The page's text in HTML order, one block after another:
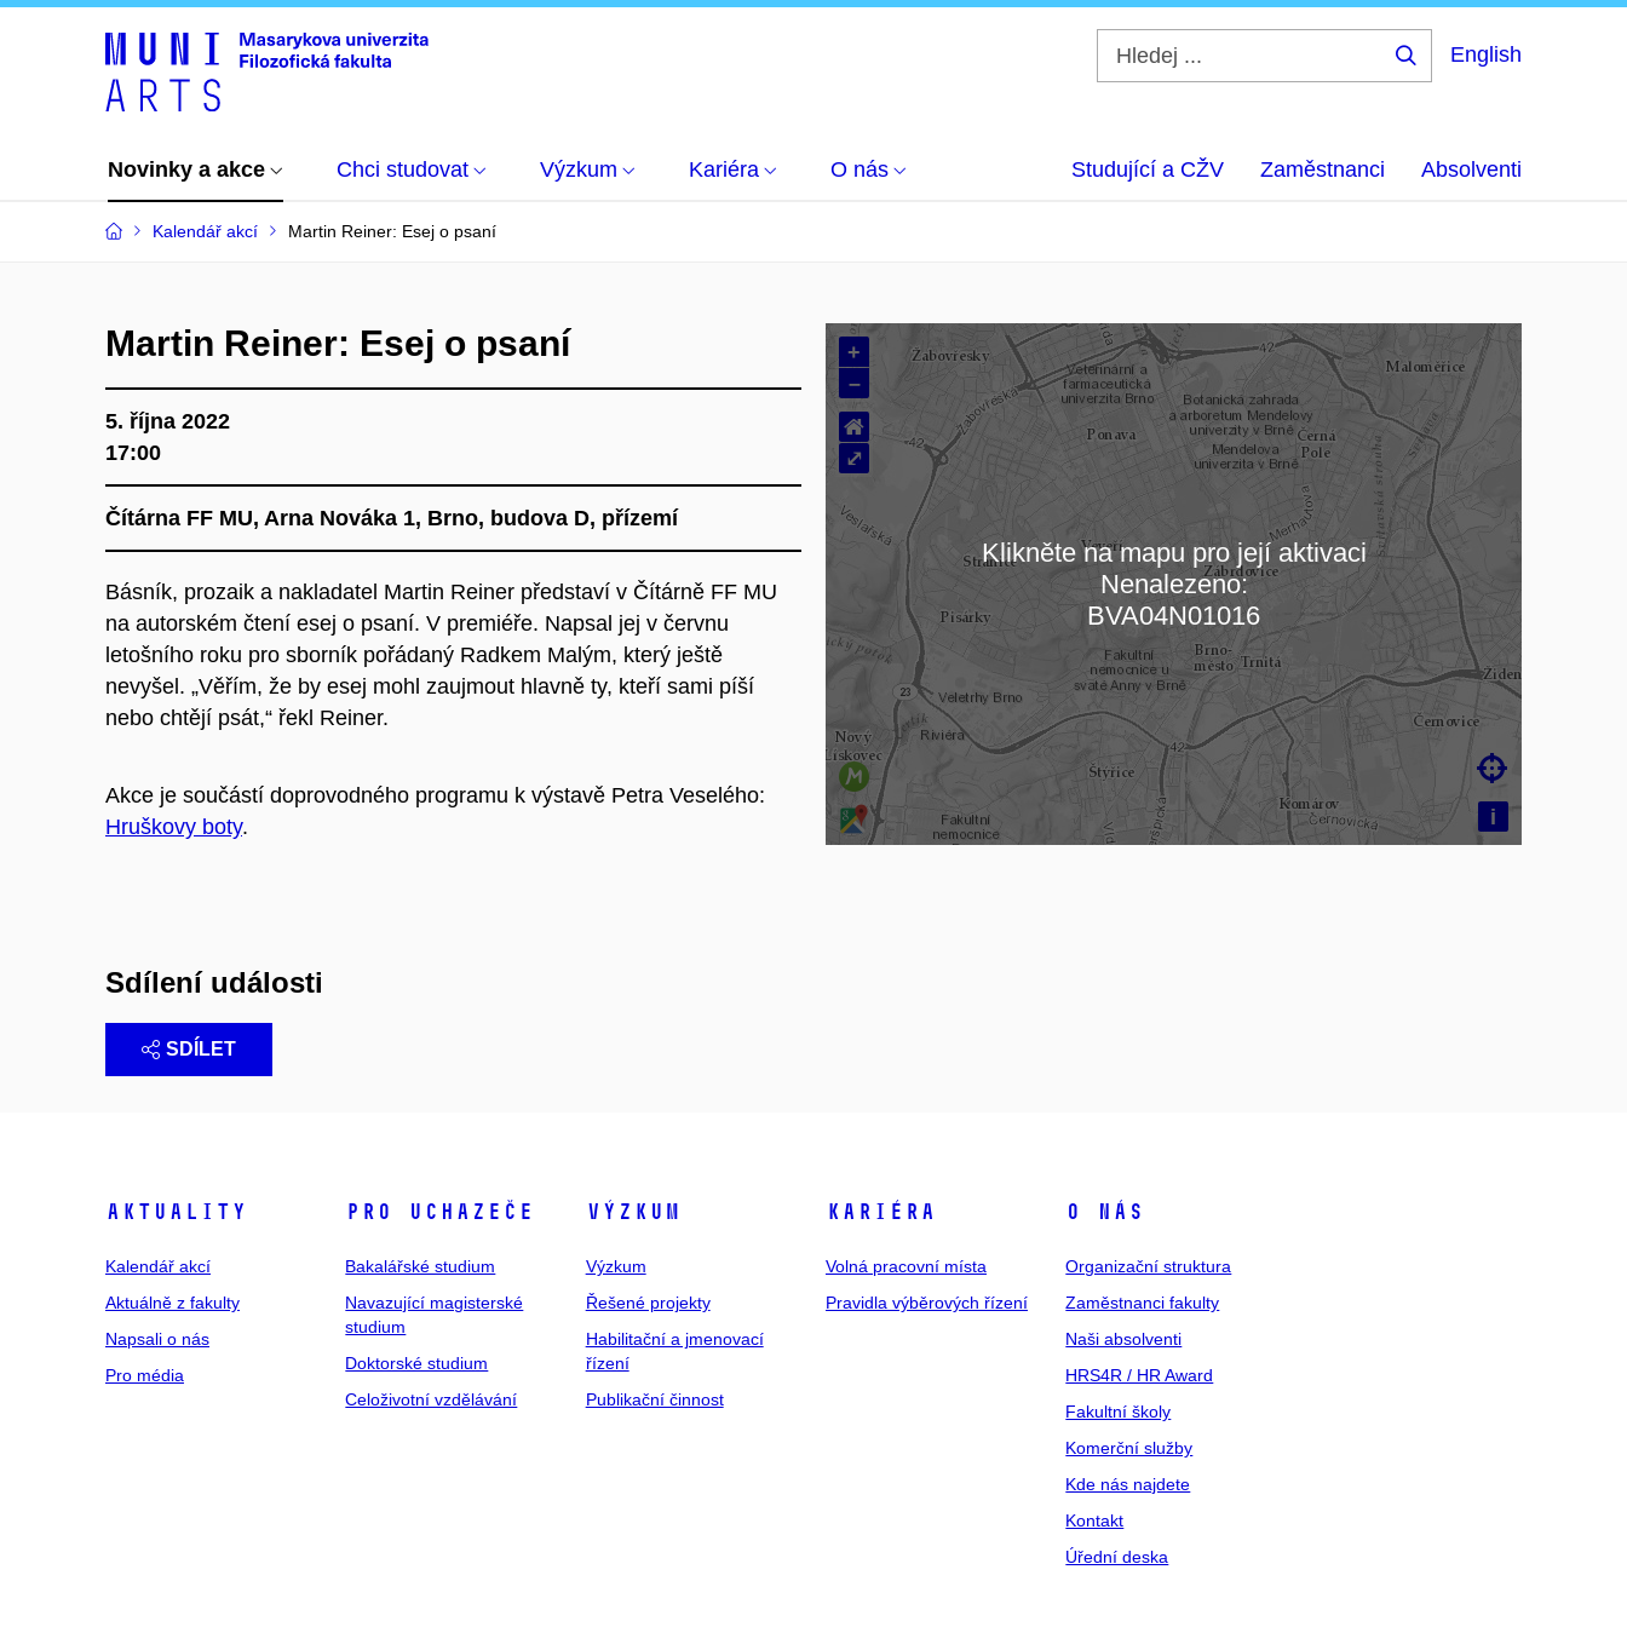
English
Novinky a akce Chci studovat Výzkum Kariéra O nás Studující a CŽV Zaměstnanci Absolventi
Kalendář akcí Martin Reiner: Esej o psaní
Martin Reiner: Esej o psaní
5. října 2022
17:00
Čítárna FF MU, Arna Nováka 1, Brno, budova D, přízemí
Básník, prozaik a nakladatel Martin Reiner představí v Čítárně FF MU
na autorském čtení esej o psaní. V premiéře. Napsal jej v červnu
letošního roku pro sborník pořádaný Radkem Malým, který ještě
nevyšel. „Věřím, že by esej mohl zaujmout hlavně ty, kteří sami píší
nebo chtějí psát,“ řekl Reiner.
Akce je součástí doprovodného programu k výstavě Petra Veselého:
Hruškovy boty.
Načítám mapu…
+
–
i

⌂
⤢
Klikněte na mapu pro její aktivaci
Nenalezeno:
BVA04N01016
Sdílení události
SDÍLET
Aktuality
Kalendář akcí
Aktuálně z fakulty
Napsali o nás
Pro média
Pro uchazeče
Bakalářské studium
Navazující magisterské
studium
Doktorské studium
Celoživotní vzdělávání
Výzkum
Výzkum
Řešené projekty
Habilitační a jmenovací
řízení
Publikační činnost
Kariéra
Volná pracovní místa
Pravidla výběrových řízení
O nás
Organizační struktura
Zaměstnanci fakulty
Naši absolventi
HRS4R / HR Award
Fakultní školy
Komerční služby
Kde nás najdete
Kontakt
Úřední deska